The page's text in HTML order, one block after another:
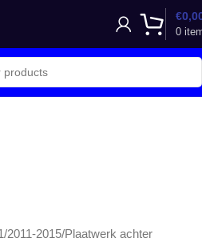
0
€
2011-2015/Plaatwerk achter